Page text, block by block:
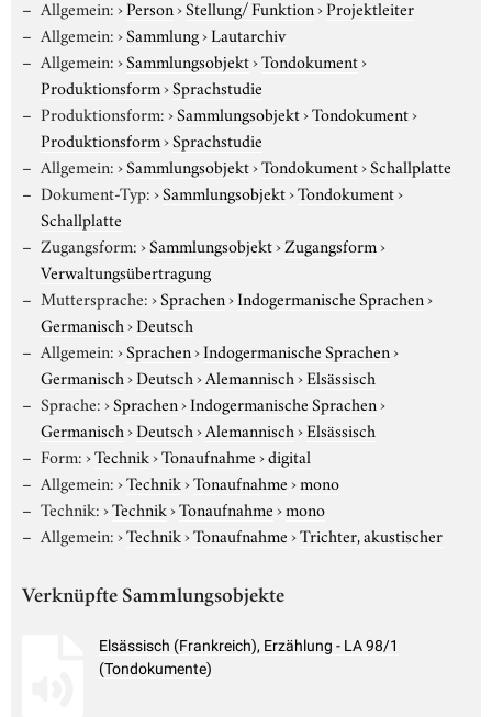
Allgemein:›Person›Stellung/ Funktion›Projektleiter
Allgemein:›Sammlung›Lautarchiv
Allgemein:›Sammlungsobjekt›Tondokument›
Produktionsform›Sprachstudie
Produktionsform:›Sammlungsobjekt›Tondokument›
Produktionsform›Sprachstudie
Allgemein:›Sammlungsobjekt›Tondokument›Schallplatte
Dokument-Typ:›Sammlungsobjekt›Tondokument›
Schallplatte
Zugangsform:›Sammlungsobjekt›Zugangsform›
Verwaltungsübertragung
Muttersprache:›Sprachen›Indogermanische Sprachen›
Germanisch›Deutsch
Allgemein:›Sprachen›Indogermanische Sprachen›
Germanisch›Deutsch›Alemannisch›Elsässisch
Sprache:›Sprachen›Indogermanische Sprachen›
Germanisch›Deutsch›Alemannisch›Elsässisch
Form:›Technik›Tonaufnahme›digital
Allgemein:›Technik›Tonaufnahme›mono
Technik:›Technik›Tonaufnahme›mono
Allgemein:›Technik›Tonaufnahme›Trichter, akustischer
Verknüpfte Sammlungsobjekte
Elsässisch (Frankreich), Erzählung - LA 98/1
(Tondokumente)